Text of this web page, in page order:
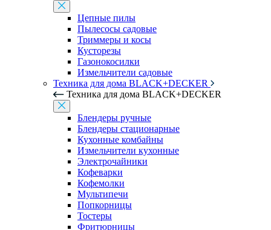
Цепные пилы
Пылесосы садовые
Триммеры и косы
Кусторезы
Газонокосилки
Измельчители садовые
Техника для дома BLACK+DECKER
Техника для дома BLACK+DECKER
Блендеры ручные
Блендеры стационарные
Кухонные комбайны
Измельчители кухонные
Электрочайники
Кофеварки
Кофемолки
Мультипечи
Попкорницы
Тостеры
Фритюрницы